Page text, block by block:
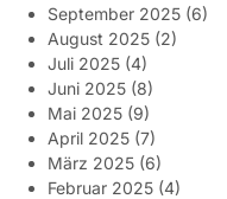
September 2025 (6)
August 2025 (2)
Juli 2025 (4)
Juni 2025 (8)
Mai 2025 (9)
April 2025 (7)
März 2025 (6)
Februar 2025 (4)